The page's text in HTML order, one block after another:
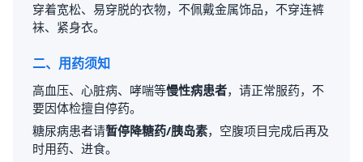
穿着宽松、易穿脱的衣物，不佩戴金属饰品，不穿连裤
袜、紧身衣。
二、用药须知
高血压、心脏病、哮喘等慢性病患者，请正常服药，不
要因体检擅自停药。
糖尿病患者请暂停降糖药/胰岛素，空腹项目完成后再及
时用药、进食。